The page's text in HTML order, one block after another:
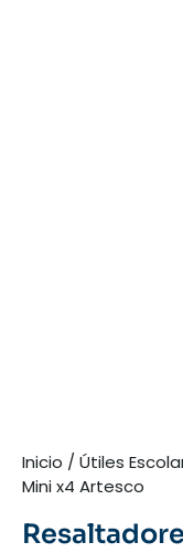
Inicio / Útiles
Mini x4 Artesco